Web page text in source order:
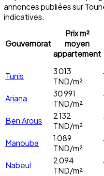
annonces publiées sur
indicatives.
Gouvernorat
Prix m²
moyen
appartement
Tunis
3 013
TND/m²
Ariana
30 991
TND/m²
Ben Arous
2 132
TND/m²
Manouba
1 089
TND/m²
Nabeul
2 094
TND/m²